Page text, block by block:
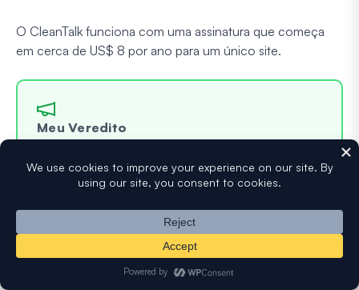
O CleanTalk funciona com uma assinatura que começa
em cerca de US$ 8 por ano para um único site.
Meu Veredito
para proteger comentários, formulários e
spam de formulários, as opções acima te
atenderão por menos.